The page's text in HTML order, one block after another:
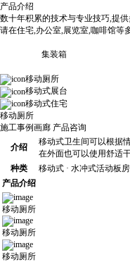
产品介绍
数十年积累的技术与专业技巧,提供
请在住宅,办公室,展览室,咖啡馆等
集装箱
移动厕所
移动式展台
移动式住宅
移动厕所
施工事例画廊 产品咨询
介绍
移动式卫生间可以根据情
在外面也可以使用舒适
种类
移动式 · 水冲式活动板
产品介绍
移动厕所
移动厕所
移动厕所